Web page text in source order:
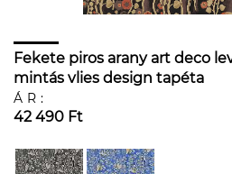
Fekete piros arany art deco
mintás vlies design tapéta
ÁR:
42 490 Ft